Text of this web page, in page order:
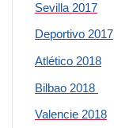
Sevilla 2017
Deportivo 2017
Atlético 2018
Bilbao 2018
Valencie 2018